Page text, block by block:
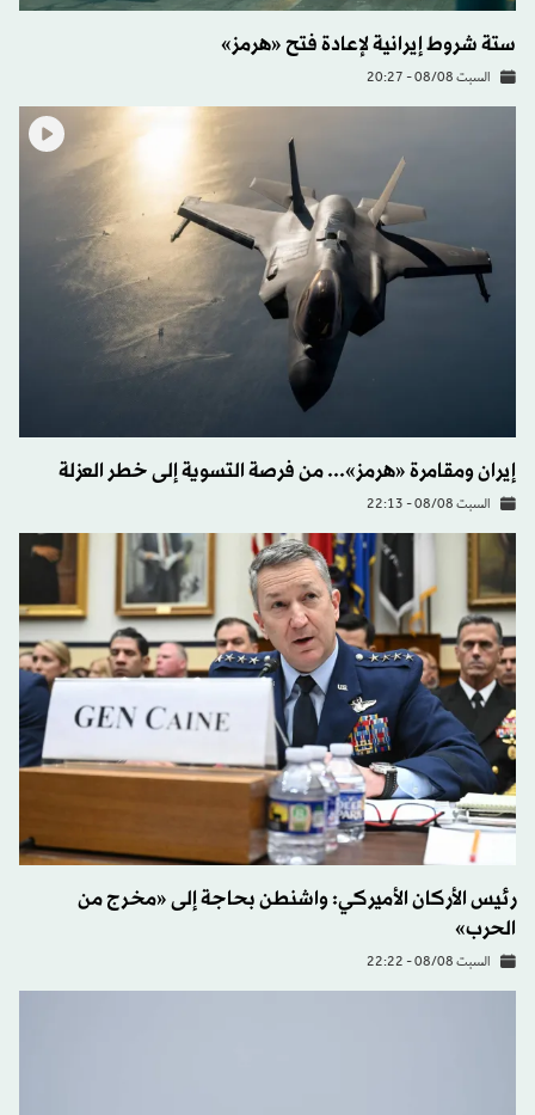
ستة شروط إيرانية لإعادة فتح «هرمز»
السبت 08/08 - 20:27
إيران ومقامرة «هرمز»... من فرصة التسوية إلى خطر العزلة
السبت 08/08 - 22:13
رئيس الأركان الأميركي: واشنطن بحاجة إلى «مخرج من
الحرب»
السبت 08/08 - 22:22